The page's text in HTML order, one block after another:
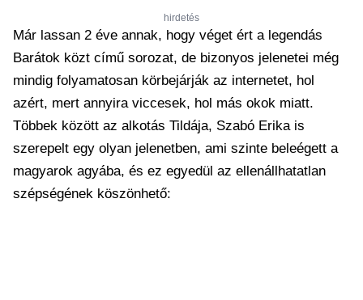
hirdetés
Már lassan 2 éve annak, hogy véget ért a legendás
Barátok közt című sorozat, de bizonyos jelenetei még
mindig folyamatosan körbejárják az internetet, hol
azért, mert annyira viccesek, hol más okok miatt.
Többek között az alkotás Tildája, Szabó Erika is
szerepelt egy olyan jelenetben, ami szinte beleégett a
magyarok agyába, és ez egyedül az ellenállhatatlan
szépségének köszönhető: